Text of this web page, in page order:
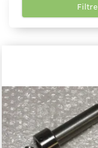
Filtre